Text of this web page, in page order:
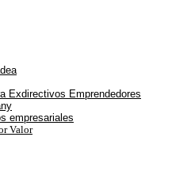
Exdirectivos Emprendedores
empresariales
Valor